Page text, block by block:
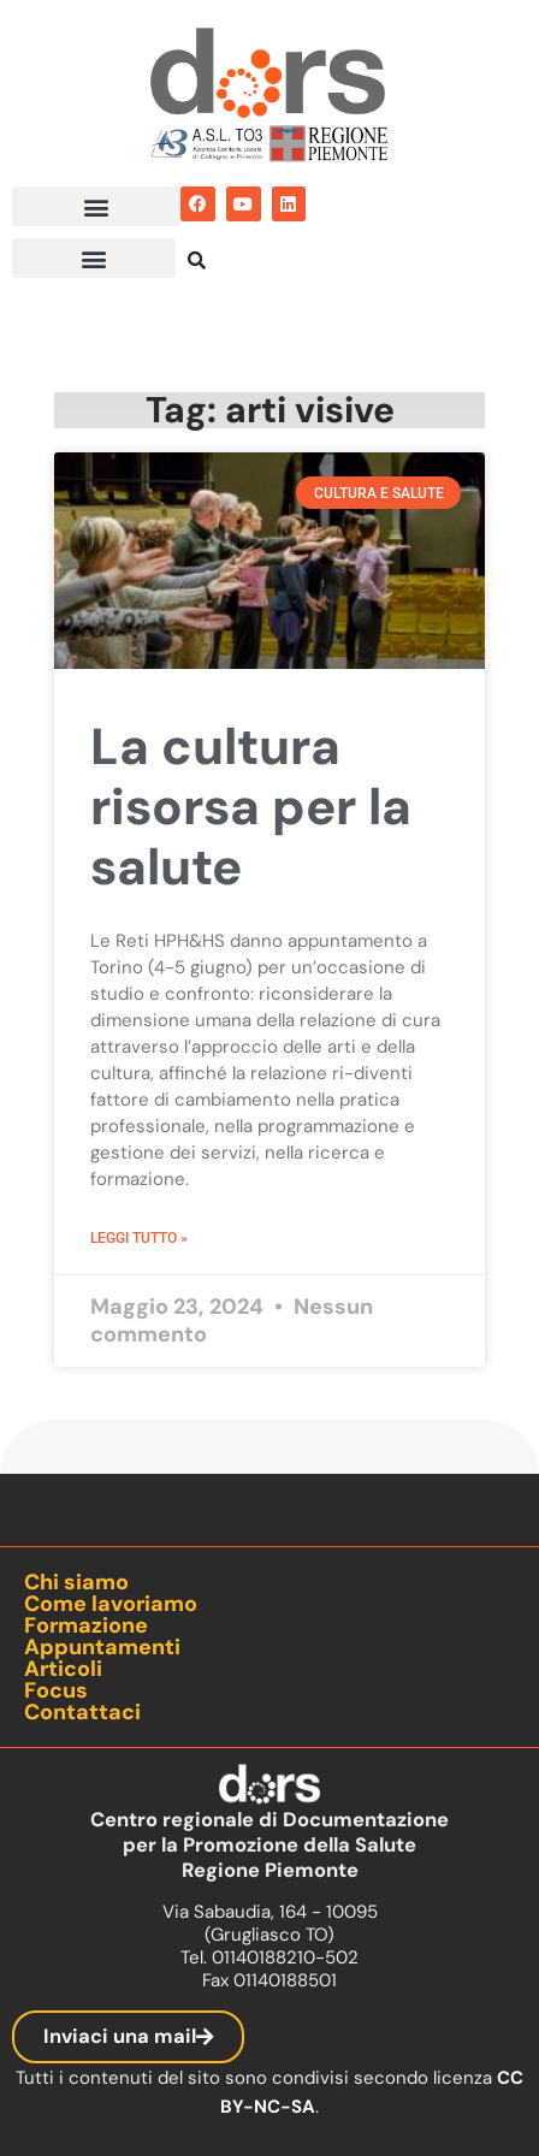
Tag: arti visive
CULTURA E SALUTE
La cultura
risorsa per la
salute
Le Reti HPH&HS danno appuntamento a
Torino (4-5 giugno) per un’occasione di
studio e confronto: riconsiderare la
dimensione umana della relazione di cura
attraverso l’approccio delle arti e della
cultura, affinché la relazione ri-diventi
fattore di cambiamento nella pratica
professionale, nella programmazione e
gestione dei servizi, nella ricerca e
formazione.
LEGGI TUTTO »
Maggio 23, 2024
Nessun
commento
Chi siamo
Come lavoriamo
Formazione
Appuntamenti
Articoli
Focus
Contattaci
Centro regionale di Documentazione
per la Promozione della Salute
Regione Piemonte
Via Sabaudia, 164 - 10095
(Grugliasco TO)
Tel. 01140188210-502
Fax 01140188501
Inviaci una mail
Tutti i contenuti del sito sono condivisi secondo licenza CC
BY-NC-SA.